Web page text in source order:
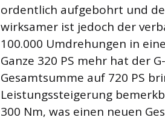
ordentlich aufgebohrt und
wirksamer ist jedoch der
100.000 Umdrehungen in
Ganze 320 PS mehr hat der
Gesamtsumme auf 720 PS
Leistungssteigerung
300 Nm, was einen neuen